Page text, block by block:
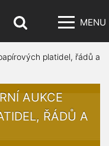
MENU
platidel, řádů a
AUKCE
ŘÁDŮ A